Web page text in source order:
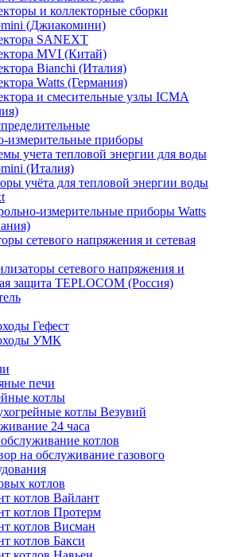
и коллекторные сборки
(Джиакомини)
SANEXT
MVI (Китай)
Bianchi (Италия)
Watts (Германия)
и смесительные узлы ICMA
измерительные приборы
учета тепловой энергии для воды
(Италия)
учёта для тепловой энергии воды
измерительные приборы Watts
сетевого напряжения и сетевая
сетевого напряжения и
защита TEPLOCOM (Россия)
Гефест
УМК
печи
котлы
котлы Везувий
24 часа
котлов
на обслуживание газового
котлов
котлов Вайлант
котлов Протерм
котлов Висман
котлов Бакси